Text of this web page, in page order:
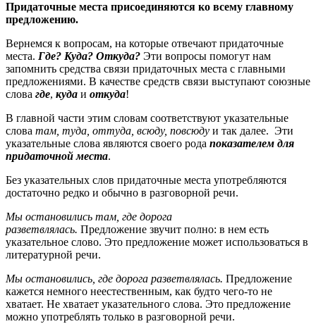
Придаточные места присоединяются ко всему главному
предложению.
Вернемся к вопросам, на которые отвечают придаточные
места. Где? Куда? Откуда? Эти вопросы помогут нам
запомнить средства связи придаточных места с главными
предложениями. В качестве средств связи выступают союзные
слова где, куда и откуда!
В главной части этим словам соответствуют указательные
слова там, туда, оттуда, всюду, повсюду и так далее. Эти
указательные слова являются своего рода показателем для
придаточной места.
Без указательных слов придаточные места употребляются
достаточно редко и обычно в разговорной речи.
Мы остановились там, где дорога
разветвлялась. Предложение звучит полно: в нем есть
указательное слово. Это предложение может использоваться в
литературной речи.
Мы остановились, где дорога разветвлялась. Предложение
кажется немного неестественным, как будто чего-то не
хватает. Не хватает указательного слова. Это предложение
можно употреблять только в разговорной речи.